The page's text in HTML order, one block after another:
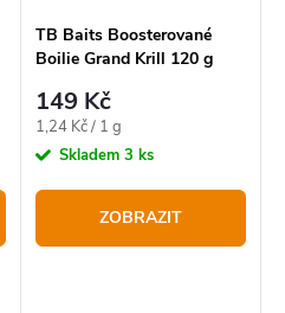
TB Baits Boosterované
Boilie Grand Krill 120 g
149 Kč
Měrná
cena:
1,24 Kč / 1 g
Skladem 3 ks
ZOBRAZIT